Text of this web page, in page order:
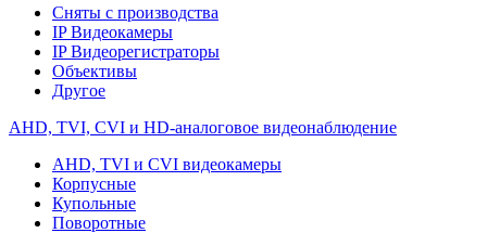
Сняты с производства
IP Видеокамеры
IP Видеорегистраторы
Объективы
Другое
AHD, TVI, CVI и HD-аналоговое видеонаблюдение
AHD, TVI и CVI видеокамеры
Корпусные
Купольные
Поворотные